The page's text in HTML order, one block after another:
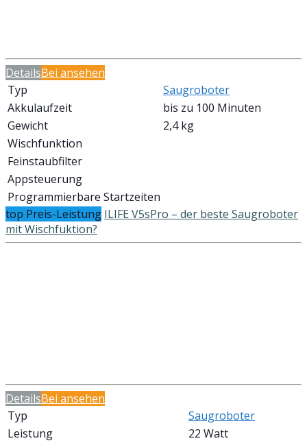
DetailsBei ansehen
Typ
Saugroboter
Akkulaufzeit
bis zu 100 Minuten
Gewicht
2,4 kg
Wischfunktion
Feinstaubfilter
Appsteuerung
Programmierbare Startzeiten
top Preis-Leistung ILIFE V5sPro – der beste Saugroboter
mit Wischfuktion?
DetailsBei ansehen
Typ
Saugroboter
Leistung
22 Watt